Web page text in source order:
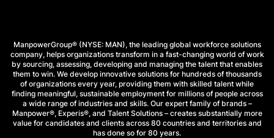
ManpowerGroup® (NYSE: MAN), the leading global workforce solutions
company, helps organizations transform in a fast-changing world of work
by sourcing, assessing, developing and managing the talent that enables
them to win. We develop innovative solutions for hundreds of thousands
of organizations every year, providing them with skilled talent while
finding meaningful, sustainable employment for millions of people across
a wide range of industries and skills. Our expert family of brands –
Manpower®, Experis®, and Talent Solutions – creates substantially more
value for candidates and clients across 80 countries and territories and
has done so for 80 years.